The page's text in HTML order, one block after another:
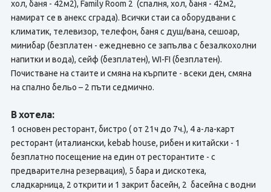
хол, баня - 42м2), Family Room 2 (спалня, хол, баня - 42м2,
намират се в анекс сграда). Всички стаи са оборудвани с
климатик, телевизор, телефон, баня с душ/вана, сешоар,
минибар (безплатен - eжедневно се запълва с безалкохолни
напитки и вода), сейф (безплатен), WI-FI (безплатен).
Почистване на стаите и смяна на кърпите - всеки ден, смяна
на спално бельо – 2 пъти седмично.
В хотела:
1 основен ресторант, бистро ( от 21ч до 7ч.), 4 а-ла-карт
ресторант (италиански, kebab house, рибен и китайски - 1
безплатно посещение на един от ресторантите - с
предварителна резервация), 5 бара и дискотека,
сладкарница, 2 открити и 1 закрит басейн, 2 басейна с водни